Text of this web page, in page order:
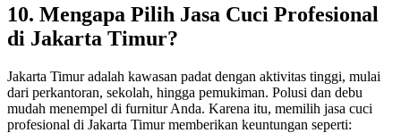
10. Mengapa Pilih Jasa Cuci Profesional
di Jakarta Timur?
Jakarta Timur adalah kawasan padat dengan aktivitas tinggi, mulai
dari perkantoran, sekolah, hingga pemukiman. Polusi dan debu
mudah menempel di furnitur Anda. Karena itu, memilih jasa cuci
profesional di Jakarta Timur memberikan keuntungan seperti: